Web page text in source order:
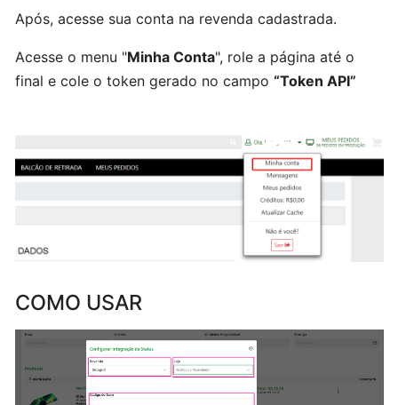
Produto
Metro²
Produto
uma
variação
Estoque
Após, acesse sua conta na revenda cadastrada.
Acesse o menu "Minha Conta", role a página até o
final e cole o token gerado no campo “Token API”
COMO USAR